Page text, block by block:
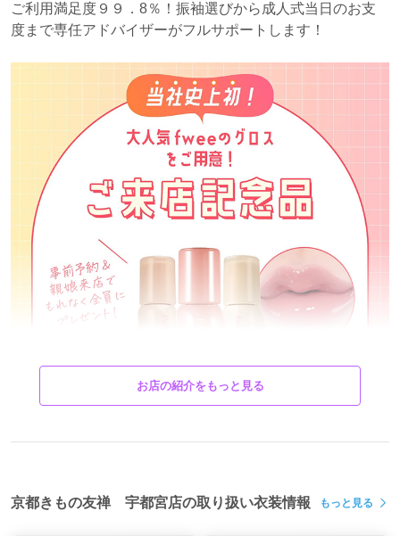
ご利用満足度９９．8％！振袖選びから成人式当日のお支
度まで専任アドバイザーがフルサポートします！
お店の紹介をもっと見る
京都きもの友禅 宇都宮店の取り扱い衣装情報 もっと見る